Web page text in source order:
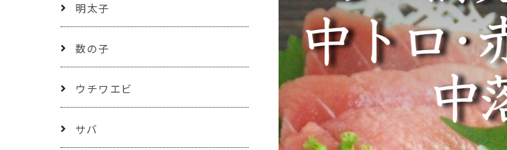
明太子
数の子
ウチワエビ
サバ